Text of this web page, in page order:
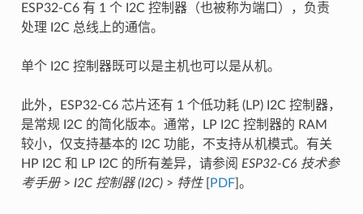
ESP32-C6 有 1 个 I2C 控制器（也被称为端口），负责
处理 I2C 总线上的通信。
单个 I2C 控制器既可以是主机也可以是从机。
此外，ESP32-C6 芯片还有 1 个低功耗 (LP) I2C 控制器，
是常规 I2C 的简化版本。通常，LP I2C 控制器的 RAM
较小，仅支持基本的 I2C 功能，不支持从机模式。有关
HP I2C 和 LP I2C 的所有差异，请参阅 ESP32-C6 技术参
考手册> I2C 控制器 (I2C)> 特性[ PDF]。